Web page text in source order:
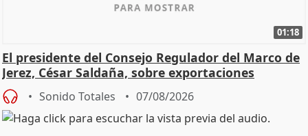
01:18
El presidente del Consejo Regulador del Marco de
Jerez, César Saldaña, sobre exportaciones
Sonido Totales 07/08/2026